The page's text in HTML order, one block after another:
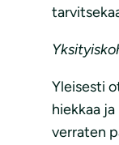
Yleisesti
hiekkaa
verraten